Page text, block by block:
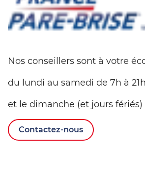
Nos conseillers sont à votre
du lundi au samedi de 7h à 21h
et le dimanche (et jours fériés)
Contactez-nous